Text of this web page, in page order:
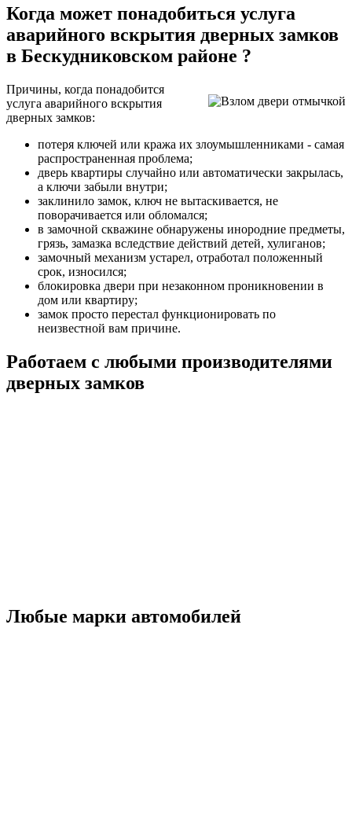
Когда может понадобиться услуга
аварийного вскрытия дверных замков
в Бескудниковском районе ?
Причины, когда понадобится
услуга аварийного вскрытия
дверных замков:
потеря ключей или кража их злоумышленниками - самая
распространенная проблема;
дверь квартиры случайно или автоматически закрылась,
а ключи забыли внутри;
заклинило замок, ключ не вытаскивается, не
поворачивается или обломался;
в замочной скважине обнаружены инородние предметы,
грязь, замазка вследствие действий детей, хулиганов;
замочный механизм устарел, отработал положенный
срок, износился;
блокировка двери при незаконном проникновении в
дом или квартиру;
замок просто перестал функционировать по
неизвестной вам причине.
Работаем с любыми производителями
дверных замков
Любые марки автомобилей